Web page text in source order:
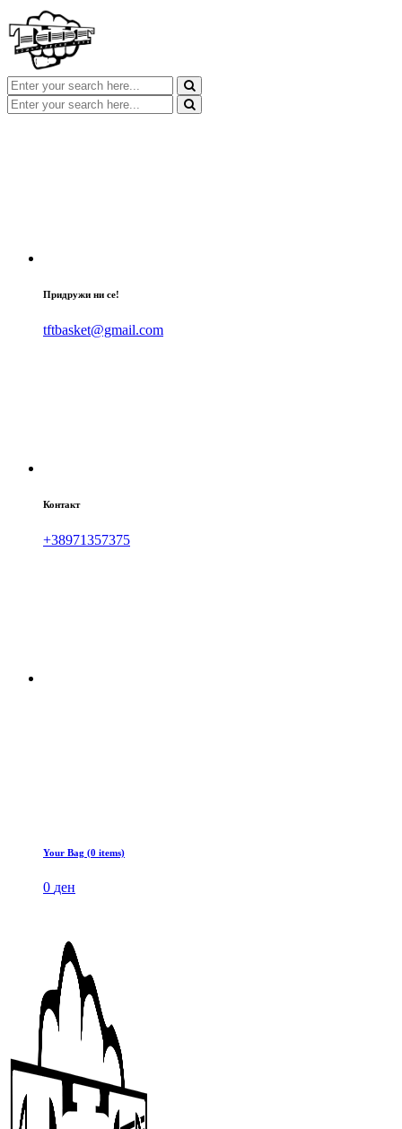
Придружи ни се!
tftbasket@gmail.com
Контакт
+38971357375
Your Bag (0 items)
0 ден